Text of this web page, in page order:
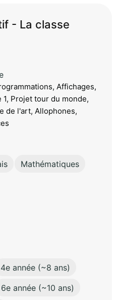
- La classe
Affichages,
Projet tour du monde,
de l'art, Allophones,
Mathématiques
4e année (~8 ans)
6e année (~10 ans)